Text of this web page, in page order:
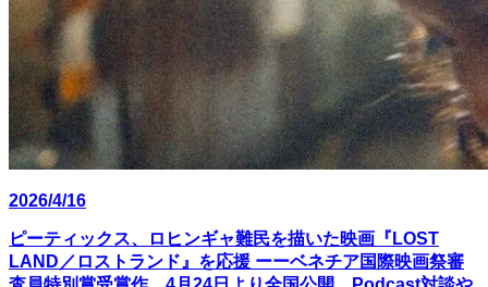
2026/4/16
ピーティックス、ロヒンギャ難民を描いた映画『LOST
LAND／ロストランド』を応援 ーーベネチア国際映画祭審